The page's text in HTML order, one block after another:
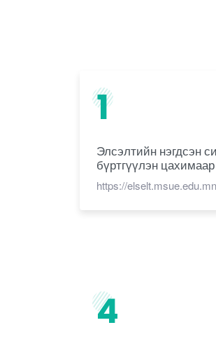
1
Элсэлтийн нэгдсэн
бүртгүүлэн
https://elselt.msue.edu.mn
4